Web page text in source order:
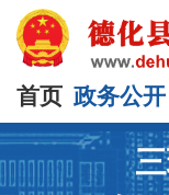
首页 政务公开